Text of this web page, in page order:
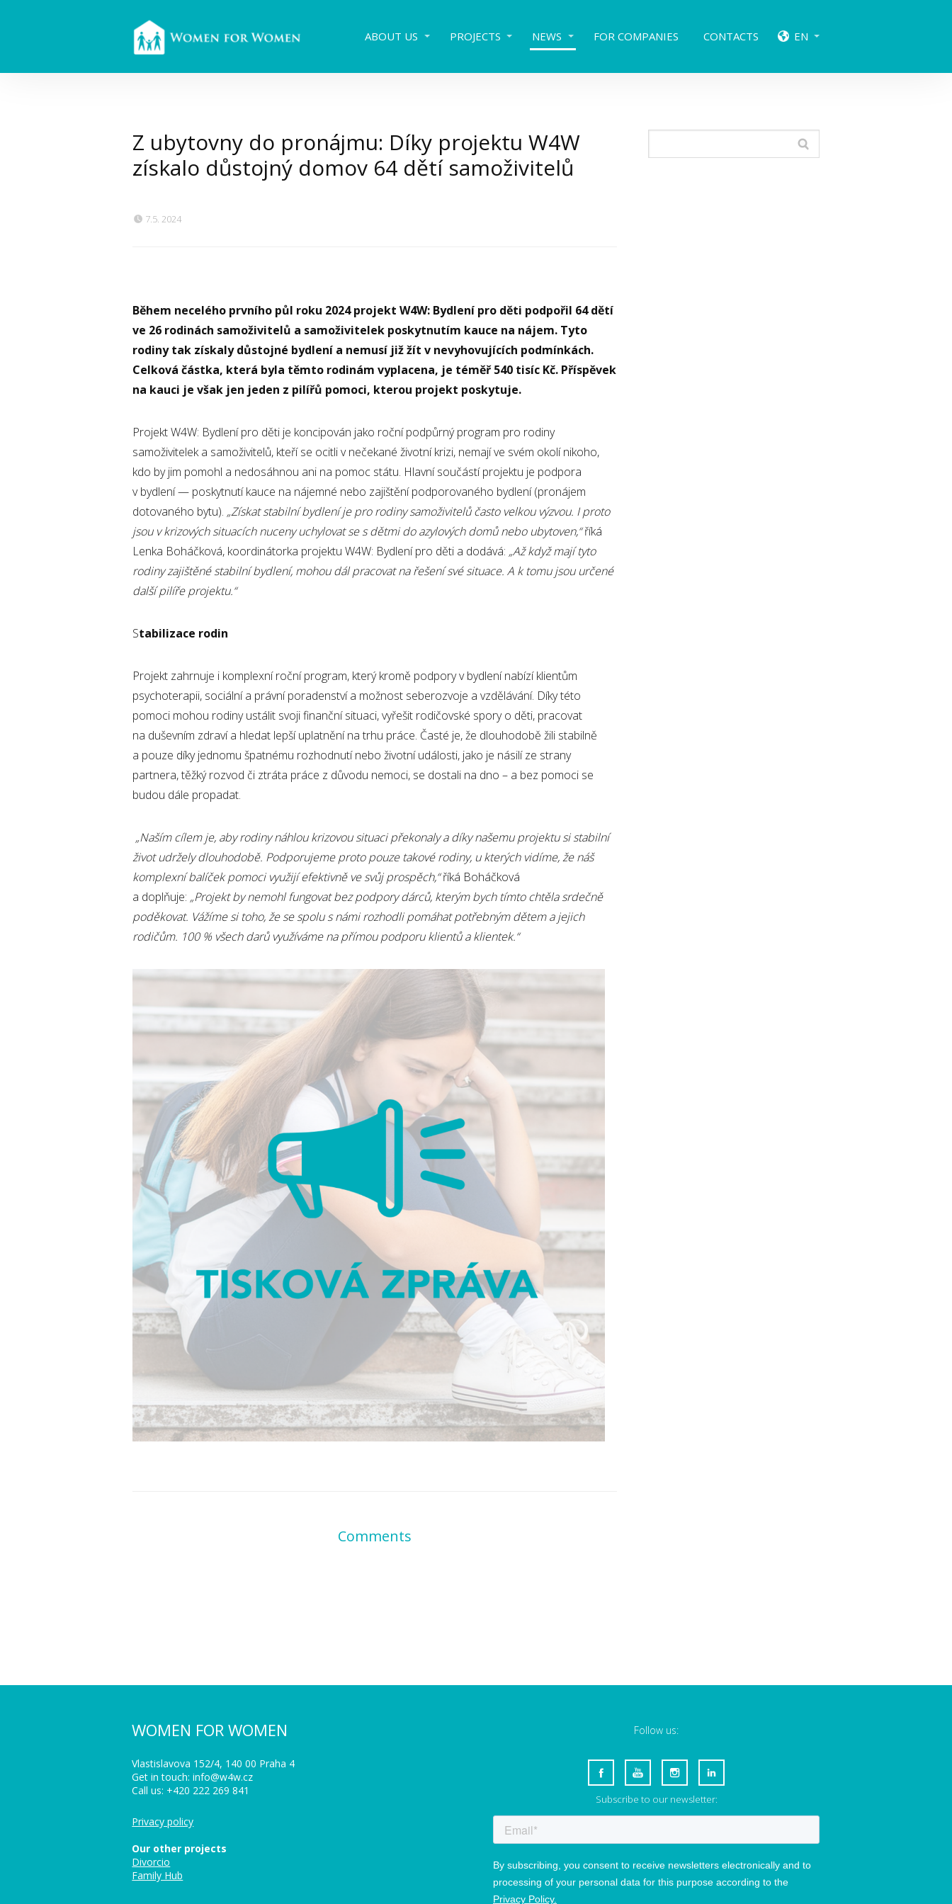
ABOUT US PROJECTS NEWS FOR COMPANIES CONTACTS EN
Z ubytovny do pronájmu: Díky projektu W4W
získalo důstojný domov 64 dětí samoživitelů
7.5. 2024
Během necelého prvního půl roku 2024 projekt W4W: Bydlení pro děti podpořil 64 dětí
ve 26 rodinách samoživitelů a samoživitelek poskytnutím kauce na nájem. Tyto
rodiny tak získaly důstojné bydlení a nemusí již žít v nevyhovujících podmínkách.
Celková částka, která byla těmto rodinám vyplacena, je téměř 540 tisíc Kč. Příspěvek
na kauci je však jen jeden z pilířů pomoci, kterou projekt poskytuje.
Projekt W4W: Bydlení pro děti je koncipován jako roční podpůrný program pro rodiny
samoživitelek a samoživitelů, kteří se ocitli v nečekané životní krizi, nemají ve svém okolí nikoho,
kdo by jim pomohl a nedosáhnou ani na pomoc státu. Hlavní součástí projektu je podpora
v bydlení — poskytnutí kauce na nájemné nebo zajištění podporovaného bydlení (pronájem
dotovaného bytu). „Získat stabilní bydlení je pro rodiny samoživitelů často velkou výzvou. I proto
jsou v krizových situacích nuceny uchylovat se s dětmi do azylových domů nebo ubytoven,“říká
Lenka Boháčková, koordinátorka projektu W4W: Bydlení pro děti a dodává: „Až když mají tyto
rodiny zajištěné stabilní bydlení, mohou dál pracovat na řešení své situace. A k tomu jsou určené
další pilíře projektu.“
Stabilizace rodin
Projekt zahrnuje i komplexní roční program, který kromě podpory v bydlení nabízí klientům
psychoterapii, sociální a právní poradenství a možnost seberozvoje a vzdělávání. Díky této
pomoci mohou rodiny ustálit svoji finanční situaci, vyřešit rodičovské spory o děti, pracovat
na duševním zdraví a hledat lepší uplatnění na trhu práce. Časté je, že dlouhodobě žili stabilně
a pouze díky jednomu špatnému rozhodnutí nebo životní události, jako je násilí ze strany
partnera, těžký rozvod či ztráta práce z důvodu nemoci, se dostali na dno – a bez pomoci se
budou dále propadat.
„Naším cílem je, aby rodiny náhlou krizovou situaci překonaly a díky našemu projektu si stabilní
život udržely dlouhodobě. Podporujeme proto pouze takové rodiny, u kterých vidíme, že náš
komplexní balíček pomoci využijí efektivně ve svůj prospěch,“říká Boháčková
a doplňuje: „Projekt by nemohl fungovat bez podpory dárců, kterým bych tímto chtěla srdečně
poděkovat. Vážíme si toho, že se spolu s námi rozhodli pomáhat potřebným dětem a jejich
rodičům. 100 % všech darů využíváme na přímou podporu klientů a klientek.“
Comments
WOMEN FOR WOMEN
Vlastislavova 152/4, 140 00 Praha 4
Get in touch: info@w4w.cz
Call us: +420 222 269 841
Privacy policy
Our other projects
Divorcio
Family Hub
Follow us:
Subscribe to our newsletter: